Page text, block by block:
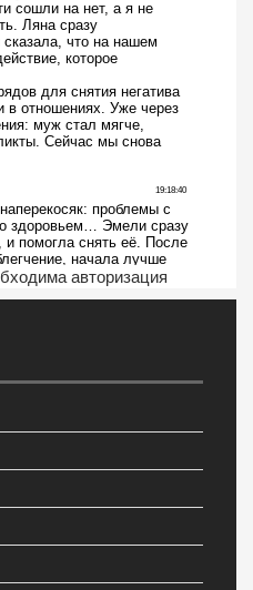
авторизация